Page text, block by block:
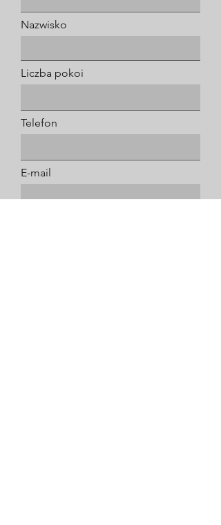
Nazwisko
Liczba pokoi
Telefon
E-mail